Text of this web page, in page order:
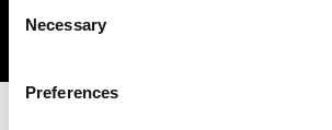
Selection
Necessary
Preferences